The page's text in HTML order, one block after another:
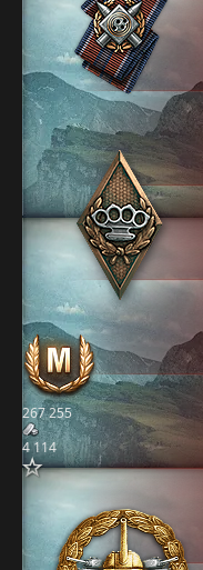
267 255
4 114